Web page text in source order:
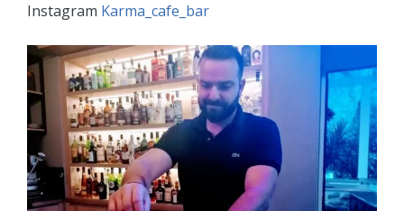
Instagram Karma_cafe_bar